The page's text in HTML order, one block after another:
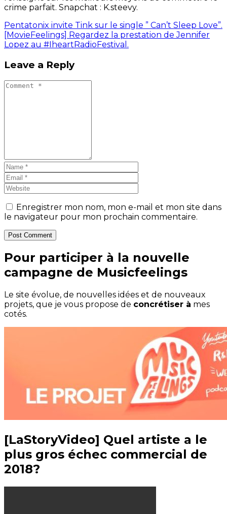
crime parfait. Snapchat : K.steevy.
Pentatonix invite Tink sur le single ” Can’t Sleep Love”.
[MovieFeelings] Regardez la prestation de Jennifer
Lopez au #IheartRadioFestival.
Leave a Reply
Enregistrer mon nom, mon e-mail et mon site dans
le navigateur pour mon prochain commentaire.
Post Comment
Pour participer à la nouvelle
campagne de Musicfeelings
Le site évolue, de nouvelles idées et de nouveaux
projets, que je vous propose de concrétiser à mes
cotés.
[LaStoryVideo] Quel artiste a le
plus gros échec commercial de
2018?